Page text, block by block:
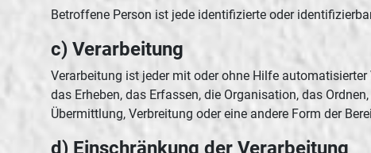
Betroffene Person ist jede identifizierte oder
c) Verarbeitung
Verarbeitung ist jeder mit oder ohne Hilfe
das Erheben, das Erfassen, die Organisation, das
Übermittlung, Verbreitung oder eine andere Form der
d) Einschränkung der Verarbeitung